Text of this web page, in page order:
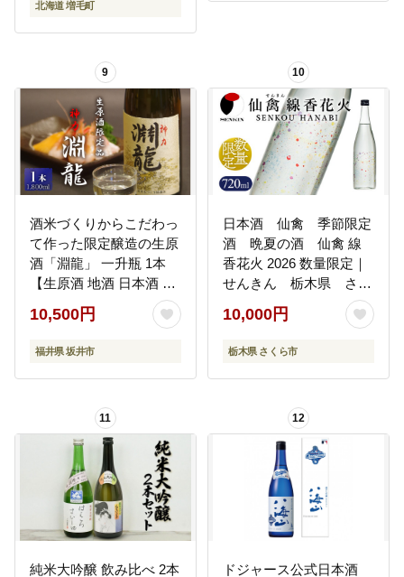
北海道 増毛町
9
酒米づくりからこだわっ
て作った限定醸造の生原
酒「淵龍」 一升瓶 1本
【生原酒 地酒 日本酒 お
酒 酒 アルコール 米どこ
ろ 冷蔵保存 ギフト 贈り
物 贈答】 [A-1307]
10,500円
福井県 坂井市
10
日本酒 仙禽 季節限定
酒 晩夏の酒 仙禽 線
香花火 2026 数量限定｜
せんきん 栃木県 さく
ら市 送料無料
10,000円
栃木県 さくら市
11
純米大吟醸 飲み比べ 2本
12
ドジャース公式日本酒